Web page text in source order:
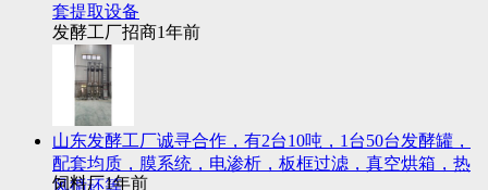
套提取设备
发酵工厂招商1年前
山东发酵工厂诚寻合作，有2台10吨，1台50台发酵罐，
配套均质，膜系统，电渗析，板框过滤，真空烘箱，热
风循环等
饲料厂1年前